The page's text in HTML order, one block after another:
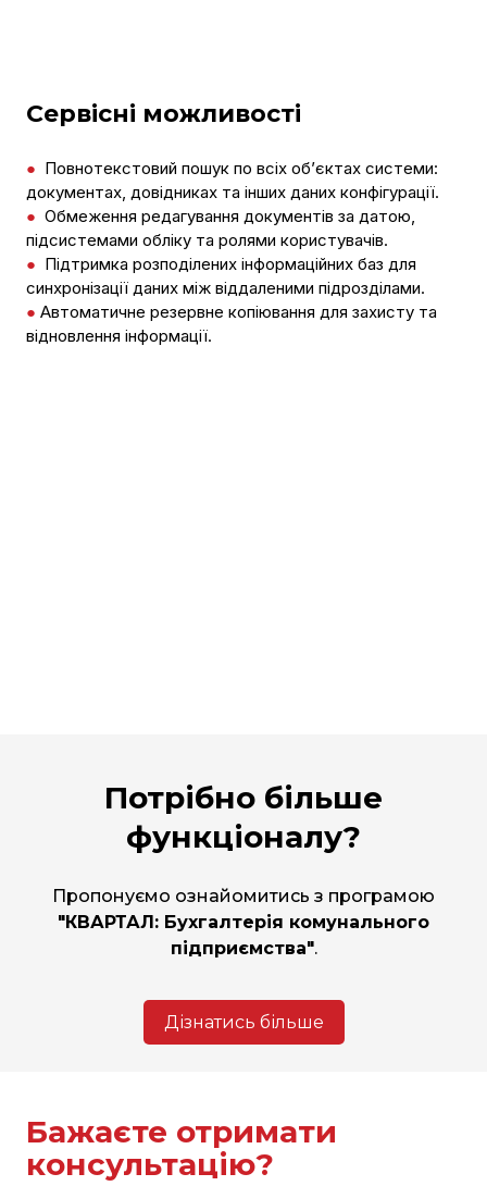
Сервісні можливості
● Повнотекстовий пошук по всіх об’єктах системи:
документах, довідниках та інших даних конфігурації.
● Обмеження редагування документів за датою,
підсистемами обліку та ролями користувачів.
● Підтримка розподілених інформаційних баз для
синхронізації даних між віддаленими підрозділами.
● Автоматичне резервне копіювання для захисту та
відновлення інформації.
Потрібно більше
функціоналу?
Пропонуємо ознайомитись з програмою
"КВАРТАЛ: Бухгалтерія комунального
підприємства".
Дізнатись більше
Бажаєте отримати
консультацію?